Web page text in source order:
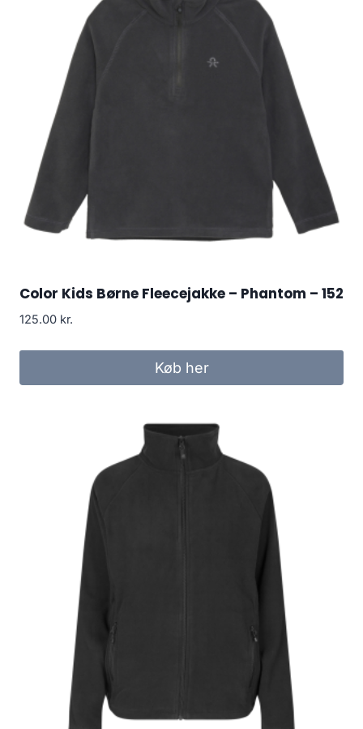
Color Kids Børne Fleecejakke – Phantom – 152
125.00 kr.
Køb her